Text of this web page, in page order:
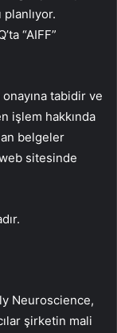
“AIFF”
onayına tabidir ve
işlem hakkında
belgeler
sitesinde
Neuroscience,
şirketin mali